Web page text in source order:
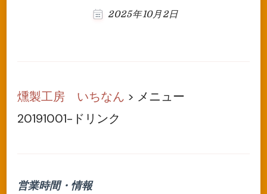
2025年10月2日
燻製工房 いちなん > メニュー
20191001-ドリンク
営業時間・情報